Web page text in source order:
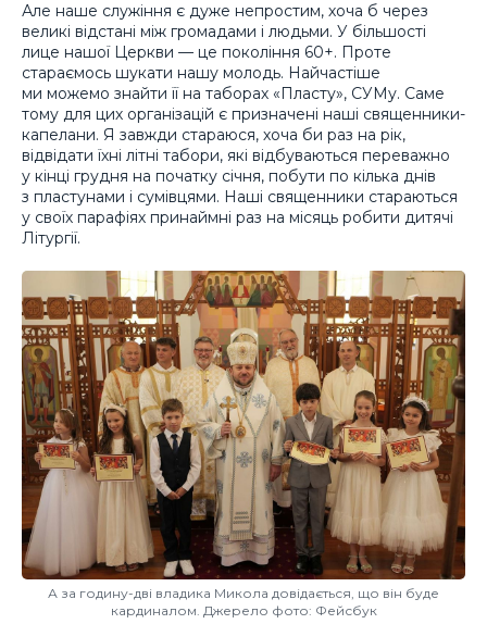
Але наше служіння є дуже непростим, хоча б через
великі відстані між громадами і людьми. У більшості
лице нашої Церкви — це покоління 60+. Проте
стараємось шукати нашу молодь. Найчастіше
ми можемо знайти її на таборах «Пласту», СУМу. Саме
тому для цих організацій є призначені наші священники-
капелани. Я завжди стараюся, хоча би раз на рік,
відвідати їхні літні табори, які відбуваються переважно
у кінці грудня на початку січня, побути по кілька днів
з пластунами і сумівцями. Наші священники стараються
у своїх парафіях принаймні раз на місяць робити дитячі
Літургії.
А за годину-дві владика Микола довідається, що він буде
кардиналом. Джерело фото: Фейсбук